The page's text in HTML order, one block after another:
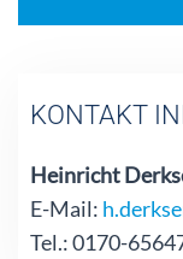
KONTAKT
Heinricht
E-Mail:
Tel.: 0170-